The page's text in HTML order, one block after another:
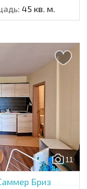
45 кв. м.
11
Бриз